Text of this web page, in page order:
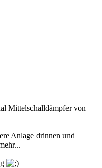
Mittelschalldämpfer von
Anlage drinnen und